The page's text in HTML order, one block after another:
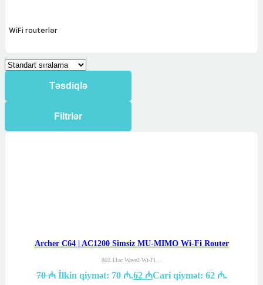
WiFi routerlər
Təsdiqlə
Filtrlər
Archer C64 | AC1200 Simsiz MU-MIMO Wi-Fi Router
802.11ac Wave2 Wi-Fi…
70₼ İlkin qiymət: 70 ₼.62 ₼Cari qiymət: 62 ₼.